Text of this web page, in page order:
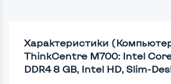
Характеристики
ThinkCentre M700: Intel
DDR4 8 GB, Intel HD, Slim-